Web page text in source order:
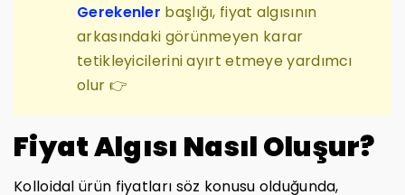
Gerekenler başlığı, fiyat algısının
arkasındaki görünmeyen karar
tetikleyicilerini ayırt etmeye yardımcı
olur 👉
Fiyat Algısı Nasıl Oluşur?
Kolloidal ürün fiyatları söz konusu olduğunda,